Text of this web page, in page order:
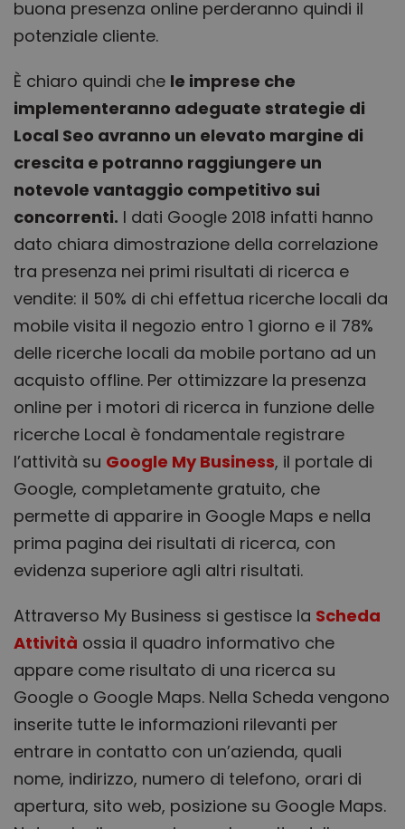
buona presenza online perderanno quindi il
potenziale cliente.
È chiaro quindi che le imprese che
implementeranno adeguate strategie di
Local Seo avranno un elevato margine di
crescita e potranno raggiungere un
notevole vantaggio competitivo sui
concorrenti. I dati Google 2018 infatti hanno
dato chiara dimostrazione della correlazione
tra presenza nei primi risultati di ricerca e
vendite: il 50% di chi effettua ricerche locali da
mobile visita il negozio entro 1 giorno e il 78%
delle ricerche locali da mobile portano ad un
acquisto offline. Per ottimizzare la presenza
online per i motori di ricerca in funzione delle
ricerche Local è fondamentale registrare
l’attività su Google My Business, il portale di
Google, completamente gratuito, che
permette di apparire in Google Maps e nella
prima pagina dei risultati di ricerca, con
evidenza superiore agli altri risultati.
Attraverso My Business si gestisce la Scheda
Attività ossia il quadro informativo che
appare come risultato di una ricerca su
Google o Google Maps. Nella Scheda vengono
inserite tutte le informazioni rilevanti per
entrare in contatto con un’azienda, quali
nome, indirizzo, numero di telefono, orari di
apertura, sito web, posizione su Google Maps.